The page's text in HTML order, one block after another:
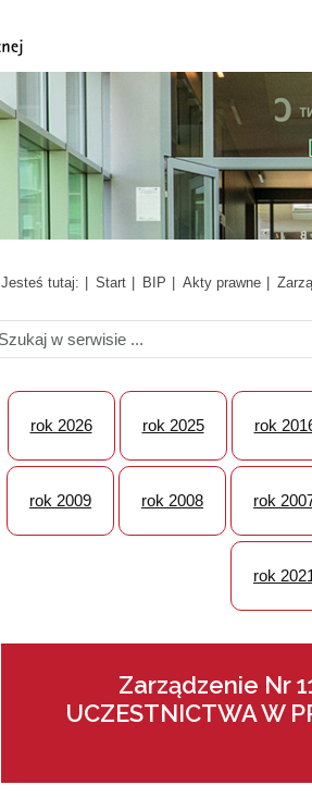
Jesteś tutaj: Start BIP Akty prawne
rok 2026 rok 2025 rok
rok 2009 rok 2008 rok
rok
Zarządzenie Nr
UCZESTNICTWA W